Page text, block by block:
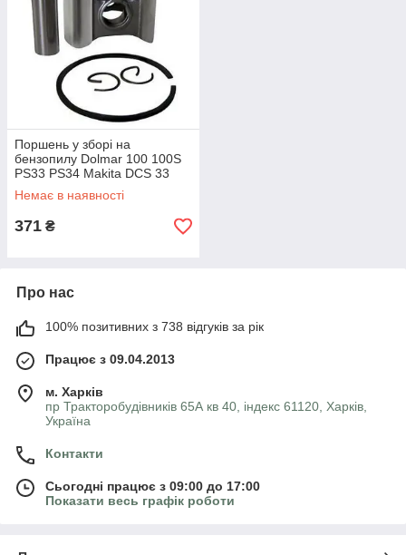
Поршень у зборі на
бензопилу Dolmar 100 100S
PS33 PS34 Makita DCS 33
Немає в наявності
371 ₴
Про нас
100% позитивних з 738 відгуків за рік
Працює з 09.04.2013
м. Харків
пр Тракторобудівників 65А кв 40, індекс 61120, Харків,
Україна
Контакти
Сьогодні працює з 09:00 до 17:00
Показати весь графік роботи